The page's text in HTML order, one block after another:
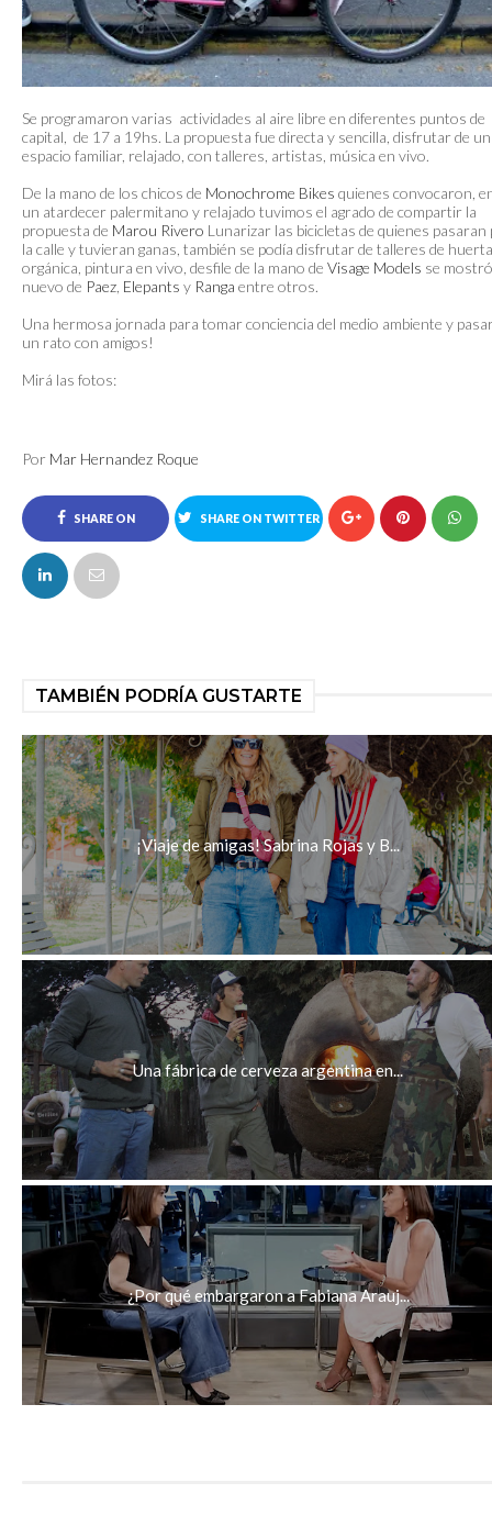
Se programaron varias actividades al aire libre en diferentes puntos de
capital, de 17 a 19hs. La propuesta fue directa y sencilla, disfrutar de un
espacio familiar, relajado, con talleres, artistas, música en vivo.
De la mano de los chicos de Monochrome Bikes quienes convocaron,
un atardecer palermitano y relajado tuvimos el agrado de compartir la
propuesta de Marou Rivero Lunarizar las bicicletas de quienes pasaran
la calle y tuvieran ganas, también se podía disfrutar de talleres de huerta
orgánica, pintura en vivo, desfile de la mano de Visage Models se
nuevo de Paez Elepants y Ranga entre otros.
Una hermosa jornada para tomar conciencia del medio ambiente y
un rato con amigos!
Mirá las fotos:
Por Mar Hernandez Roque
SHARE ON
FACEBOOK
SHARE ON TWITTER
TAMBIÉN PODRÍA GUSTARTE
¡Viaje de amigas! Sabrina Rojas y B...
Una fábrica de cerveza argentina en...
¿Por qué embargaron a Fabiana Arauj...